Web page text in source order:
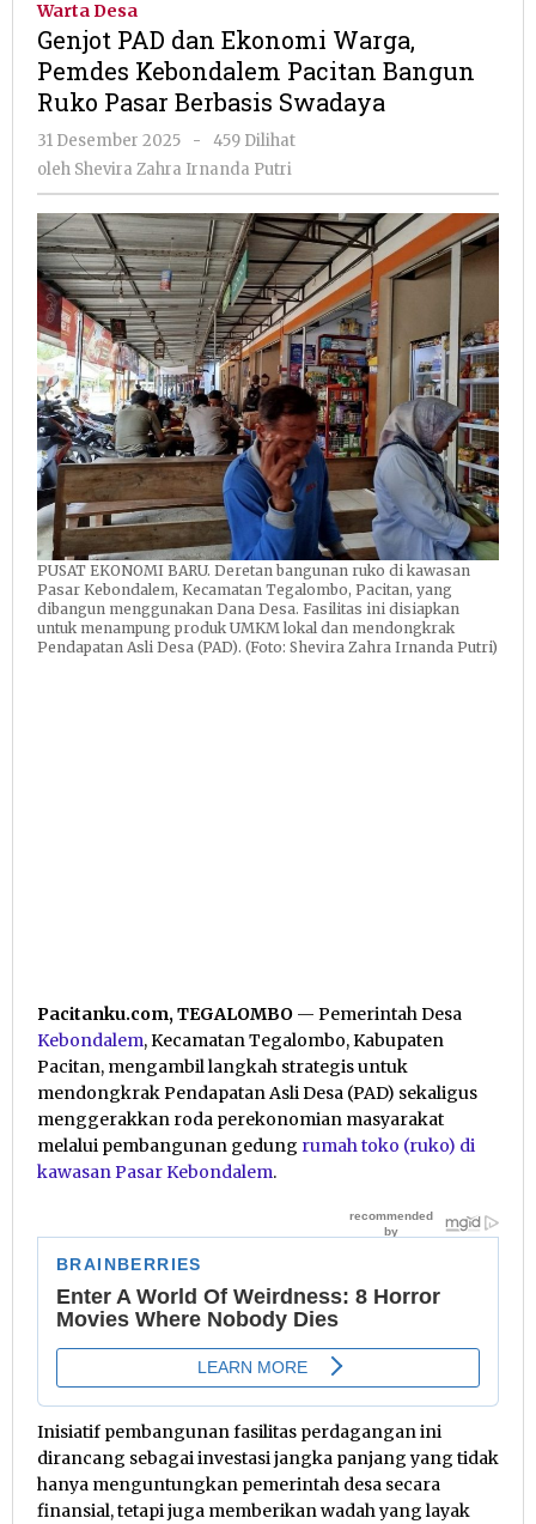
Warga,
Pemdes
Kebondalem
Bangun
Pasar
Berbasis
Swadaya
Warta Desa
Genjot PAD dan Ekonomi Warga,
Pemdes Kebondalem Pacitan Bangun
Ruko Pasar Berbasis Swadaya
31 Desember 2025
oleh
Shevira
Putri
-
459 Dilihat
oleh Shevira Zahra Irnanda Putri
PUSAT EKONOMI BARU. Deretan bangunan ruko di kawasan
Pasar Kebondalem, Kecamatan Tegalombo, Pacitan, yang
dibangun menggunakan Dana Desa. Fasilitas ini disiapkan
untuk menampung produk UMKM lokal dan mendongkrak
Pendapatan Asli Desa (PAD). (Foto: Shevira Zahra Irnanda Putri)
Pacitanku.com, TEGALOMBO — Pemerintah Desa
Kebondalem, Kecamatan Tegalombo, Kabupaten
Pacitan, mengambil langkah strategis untuk
mendongkrak Pendapatan Asli Desa (PAD) sekaligus
menggerakkan roda perekonomian masyarakat
melalui pembangunan gedung rumah toko (ruko) di
kawasan Pasar Kebondalem.
Inisiatif pembangunan fasilitas perdagangan ini
dirancang sebagai investasi jangka panjang yang tidak
hanya menguntungkan pemerintah desa secara
finansial, tetapi juga memberikan wadah yang layak